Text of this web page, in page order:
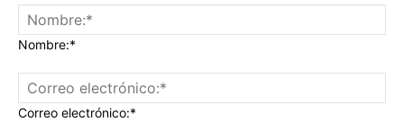
Nombre:*
Correo electrónico:*